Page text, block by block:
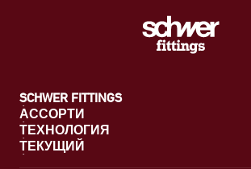
SCHWER FITTINGS
АССОРТИ
ТЕХНОЛОГИЯ
ТЕКУЩИЙ